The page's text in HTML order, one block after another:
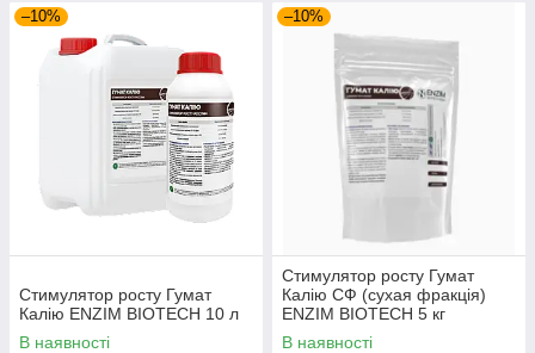
–10%
Стимулятор росту Гумат
Калію ENZIM BIOTECH 10 л
В наявності
–10%
Стимулятор росту Гумат
Калію СФ (сухая фракція)
ENZIM BIOTECH 5 кг
В наявності